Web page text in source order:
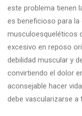
este problema tienen
es beneficioso para
musculoesqueléticos
excesivo en reposo
debilidad muscular y
convirtiendo el dolor
aconsejable hacer
debe vascularizarse